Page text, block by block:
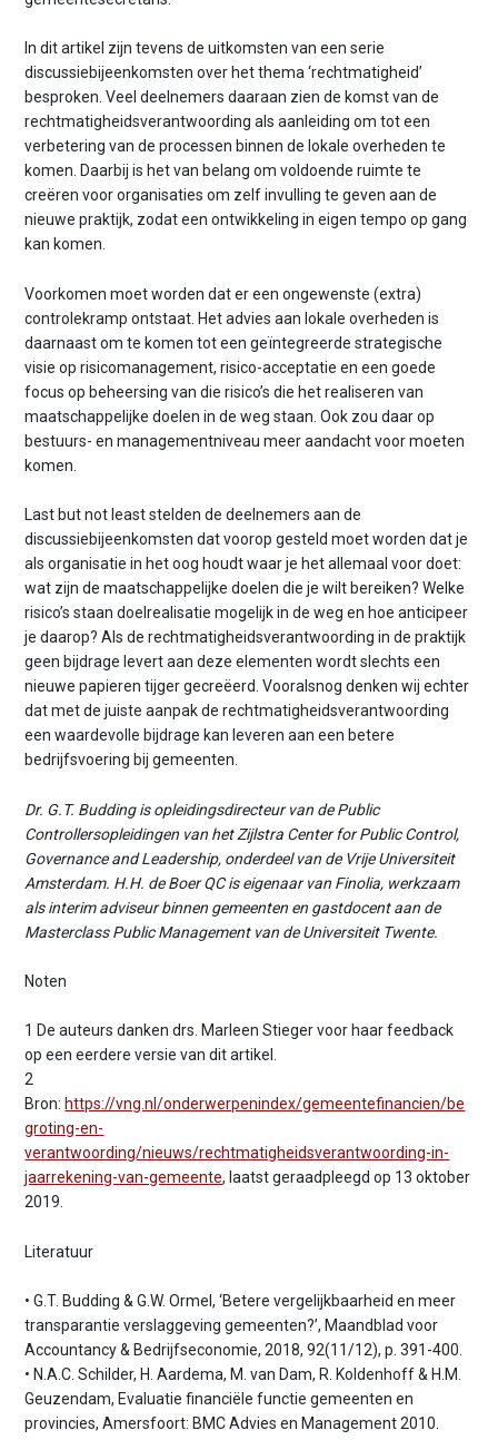
In dit artikel zijn tevens de uitkomsten van een serie
discussiebijeenkomsten over het thema ‘rechtmatigheid’
besproken. Veel deelnemers daaraan zien de komst van de
rechtmatigheidsverantwoording als aanleiding om tot een
verbetering van de processen binnen de lokale overheden te
komen. Daarbij is het van belang om voldoende ruimte te
creëren voor organisaties om zelf invulling te geven aan de
nieuwe praktijk, zodat een ontwikkeling in eigen tempo op gang
kan komen.
Voorkomen moet worden dat er een ongewenste (extra)
controlekramp ontstaat. Het advies aan lokale overheden is
daarnaast om te komen tot een geïntegreerde strategische
visie op risicomanagement, risico-acceptatie en een goede
focus op beheersing van die risico’s die het realiseren van
maatschappelijke doelen in de weg staan. Ook zou daar op
bestuurs- en managementniveau meer aandacht voor moeten
komen.
Last but not least stelden de deelnemers aan de
discussiebijeenkomsten dat voorop gesteld moet worden dat je
als organisatie in het oog houdt waar je het allemaal voor doet:
wat zijn de maatschappelijke doelen die je wilt bereiken? Welke
risico’s staan doelrealisatie mogelijk in de weg en hoe anticipeer
je daarop? Als de rechtmatigheidsverantwoording in de praktijk
geen bijdrage levert aan deze elementen wordt slechts een
nieuwe papieren tijger gecreëerd. Vooralsnog denken wij echter
dat met de juiste aanpak de rechtmatigheidsverantwoording
een waardevolle bijdrage kan leveren aan een betere
bedrijfsvoering bij gemeenten.
Dr. G.T. Budding is opleidingsdirecteur van de Public
Controllersopleidingen van het Zijlstra Center for Public Control,
Governance and Leadership, onderdeel van de Vrije Universiteit
Amsterdam. H.H. de Boer QC is eigenaar van Finolia, werkzaam
als interim adviseur binnen gemeenten en gastdocent aan de
Masterclass Public Management van de Universiteit Twente.
Noten
1 De auteurs danken drs. Marleen Stieger voor haar feedback
op een eerdere versie van dit artikel.
2
Bron: https://vng.nl/onderwerpenindex/gemeentefinancien/be
groting-en-
verantwoording/nieuws/rechtmatigheidsverantwoording-in-
jaarrekening-van-gemeente, laatst geraadpleegd op 13 oktober
2019.
Literatuur
• G.T. Budding & G.W. Ormel, ‘Betere vergelijkbaarheid en meer
transparantie verslaggeving gemeenten?’, Maandblad voor
Accountancy & Bedrijfseconomie, 2018, 92(11/12), p. 391-400.
• N.A.C. Schilder, H. Aardema, M. van Dam, R. Koldenhoff & H.M.
Geuzendam, Evaluatie financiële functie gemeenten en
provincies, Amersfoort: BMC Advies en Management 2010.